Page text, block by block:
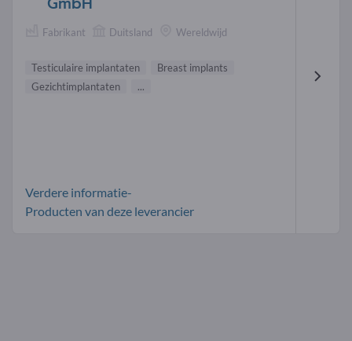
Fabrikant Duitsland Wereldwijd
Testiculaire implantaten
Breast implants
Gezichtimplantaten
...
Verdere informatie-
Producten van deze leverancier